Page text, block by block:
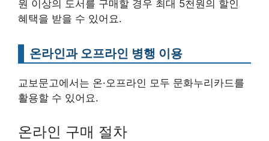
원 이상의 도서를 구매할 경우 최대 5천원의 할인
혜택을 받을 수 있어요.
온라인과 오프라인 병행 이용
교보문고에서는 온·오프라인 모두 문화누리카드를
활용할 수 있어요.
온라인 구매 절차